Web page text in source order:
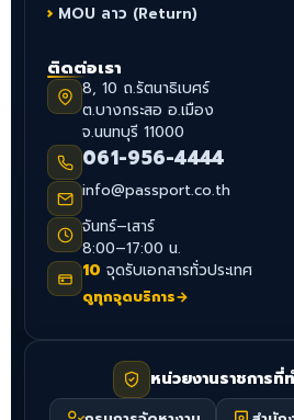
MOU ลาว (Return)
ติดต่อเรา
8, 10 ถ.รัตนาธิเบศร์
ต.บางกระสอ อ.เมือง
จ.นนทบุรี 11000
061-956-4444
info@passport.co.th
จันทร์–เสาร์
8:00–17:00 น.
10 จุดรับเอกสารทั่วประเทศ
ดูทุกจุดบริการ→
หน่วยงานราชการที่